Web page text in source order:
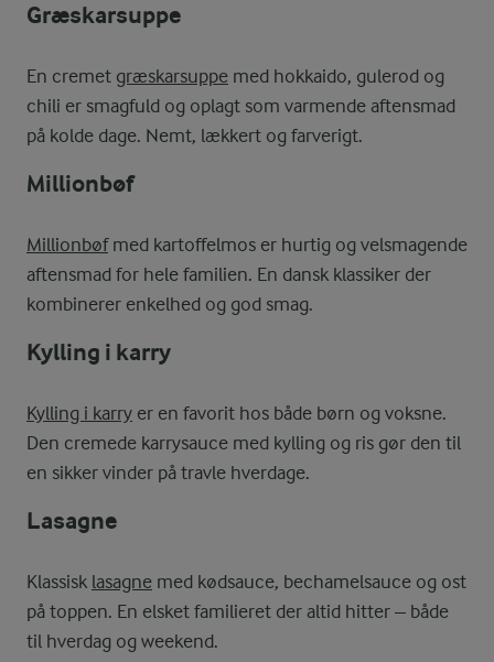
Græskarsuppe
En cremet græskarsuppe med hokkaido, gulerod og
chili er smagfuld og oplagt som varmende aftensmad
på kolde dage. Nemt, lækkert og farverigt.
Millionbøf
Millionbøfmed kartoffelmos er hurtig og velsmagende
aftensmad for hele familien. En dansk klassiker der
kombinerer enkelhed og god smag.
Kylling i karry
Kylling i karry er en favorit hos både børn og voksne.
Den cremede karrysauce med kylling og ris gør den til
en sikker vinder på travle hverdage.
Lasagne
Klassisk lasagne med kødsauce, bechamelsauce og ost
på toppen. En elsket familieret der altid hitter – både
til hverdag og weekend.